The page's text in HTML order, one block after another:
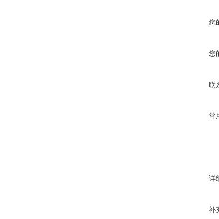
您
您
联
常
详
补